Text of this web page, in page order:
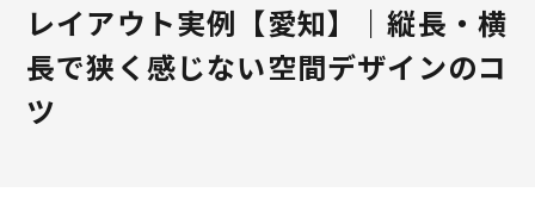
レイアウト実例【愛知】｜縦長・横
長で狭く感じない空間デザインのコ
ツ